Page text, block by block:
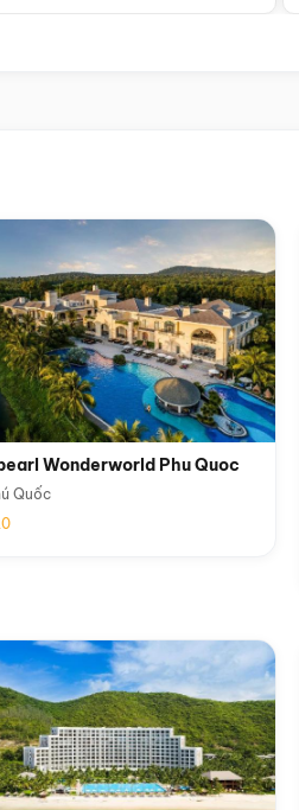
Wonderworld Phu Quoc
Quốc